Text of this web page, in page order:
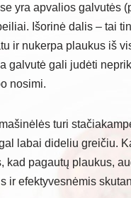
yra apvalios galvutės
Išorinė dalis – tai
ir nukerpa plaukus iš
galvutė gali judėti
nosimi.
turi
labai dideliu greičiu.
kad pagautų plaukus,
ir efektyvesnėmis